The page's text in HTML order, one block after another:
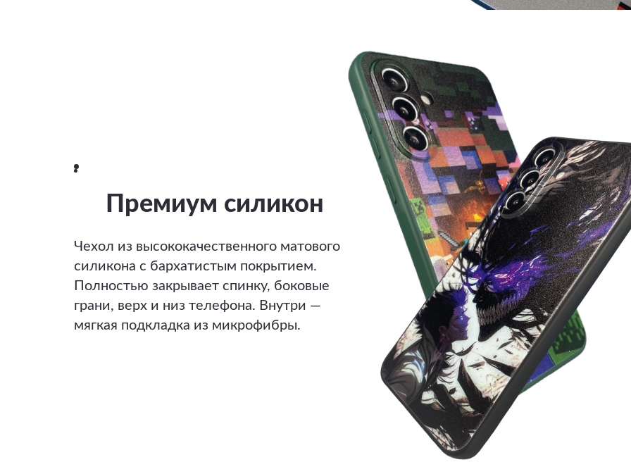
Премиум силикон
Чехол из высококачественного матового
силикона с бархатистым покрытием.
Полностью закрывает спинку, боковые
грани, верх и низ телефона. Внутри —
мягкая подкладка из микрофибры.